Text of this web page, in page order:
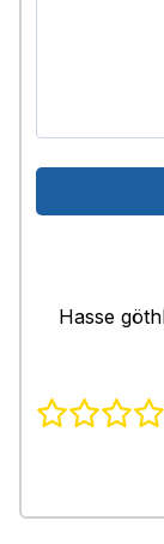
Hasse